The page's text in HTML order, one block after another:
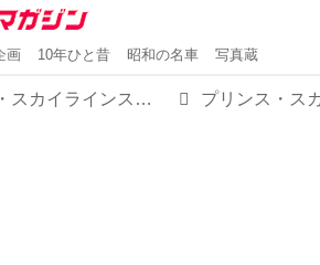
画 10年ひと昔 昭和の名車 写真蔵
プリンス・スカイラインスポーツ（昭和37/1962年4月発売・BLRA-3型【昭和の名車・完全版ダイジェスト016】